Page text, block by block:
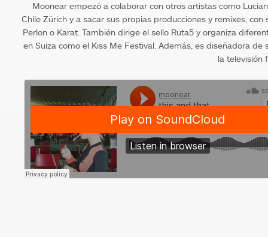
Moonear empezó a colaborar con otros artistas como
Chile Zürich y a sacar sus propias producciones y remixes, con
Perlon o Karat. También dirige el sello Ruta5 y organiza
en Suiza como el Kiss Me Festival. Además, es diseñadora de
la televisión